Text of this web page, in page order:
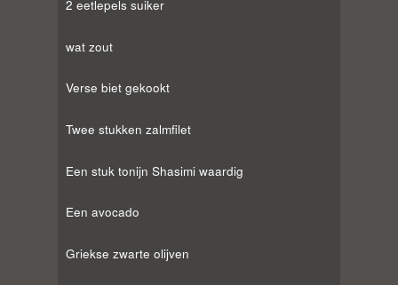
2 eetlepels suiker
wat zout
Verse biet gekookt
Twee stukken zalmfilet
Een stuk tonijn Shasimi waardig
Een avocado
Griekse zwarte olijven